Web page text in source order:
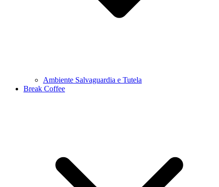
Ambiente Salvaguardia e Tutela
Break Coffee